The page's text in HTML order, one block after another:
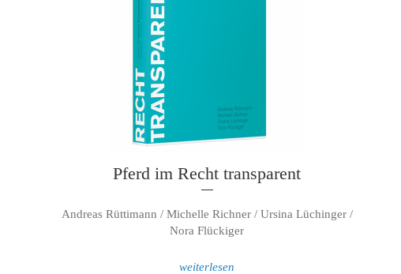
Pferd im Recht transparent
Andreas Rüttimann / Michelle Richner / Ursina Lüchinger /
Nora Flückiger
weiterlesen